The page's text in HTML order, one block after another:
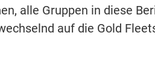
alle Gruppen in diese
auf die Gold